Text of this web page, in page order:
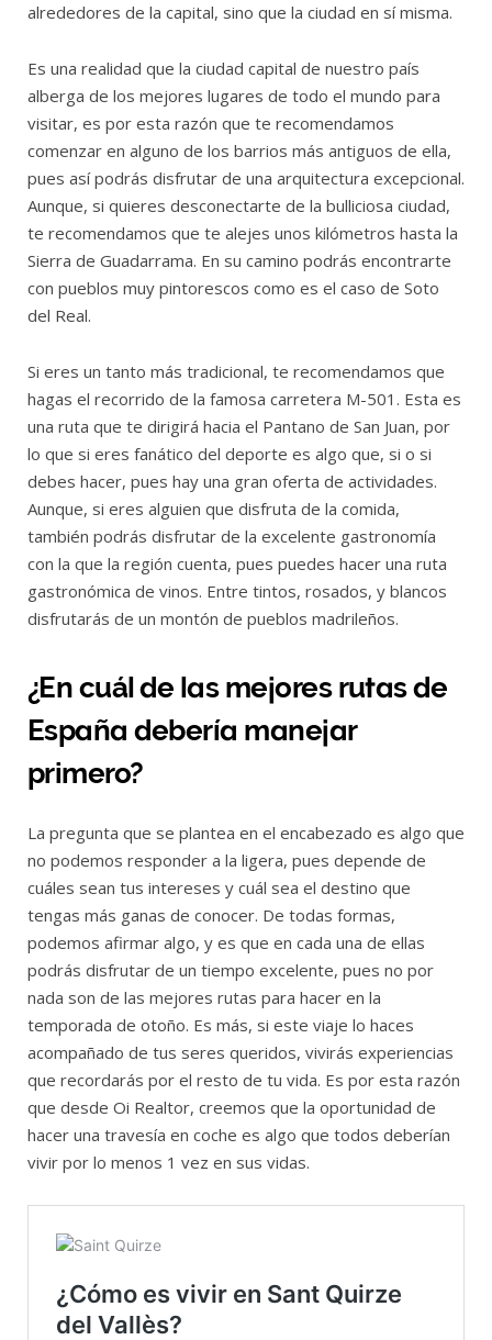
alrededores de la capital, sino que la ciudad en sí misma.
Es una realidad que la ciudad capital de nuestro país
alberga de los mejores lugares de todo el mundo para
visitar, es por esta razón que te recomendamos
comenzar en alguno de los barrios más antiguos de ella,
pues así podrás disfrutar de una arquitectura excepcional.
Aunque, si quieres desconectarte de la bulliciosa ciudad,
te recomendamos que te alejes unos kilómetros hasta la
Sierra de Guadarrama. En su camino podrás encontrarte
con pueblos muy pintorescos como es el caso de Soto
del Real.
Si eres un tanto más tradicional, te recomendamos que
hagas el recorrido de la famosa carretera M-501. Esta es
una ruta que te dirigirá hacia el Pantano de San Juan, por
lo que si eres fanático del deporte es algo que, si o si
debes hacer, pues hay una gran oferta de actividades.
Aunque, si eres alguien que disfruta de la comida,
también podrás disfrutar de la excelente gastronomía
con la que la región cuenta, pues puedes hacer una ruta
gastronómica de vinos. Entre tintos, rosados, y blancos
disfrutarás de un montón de pueblos madrileños.
¿En cuál de las mejores rutas de
España debería manejar
primero?
La pregunta que se plantea en el encabezado es algo que
no podemos responder a la ligera, pues depende de
cuáles sean tus intereses y cuál sea el destino que
tengas más ganas de conocer. De todas formas,
podemos afirmar algo, y es que en cada una de ellas
podrás disfrutar de un tiempo excelente, pues no por
nada son de las mejores rutas para hacer en la
temporada de otoño. Es más, si este viaje lo haces
acompañado de tus seres queridos, vivirás experiencias
que recordarás por el resto de tu vida. Es por esta razón
que desde Oi Realtor, creemos que la oportunidad de
hacer una travesía en coche es algo que todos deberían
vivir por lo menos 1 vez en sus vidas.